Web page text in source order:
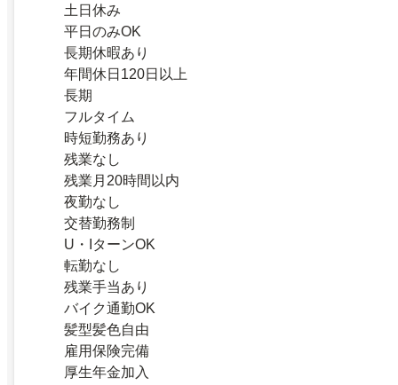
土日休み
平日のみOK
長期休暇あり
年間休日120日以上
長期
フルタイム
時短勤務あり
残業なし
残業月20時間以内
夜勤なし
交替勤務制
U・IターンOK
転勤なし
残業手当あり
バイク通勤OK
髪型髪色自由
雇用保険完備
厚生年金加入